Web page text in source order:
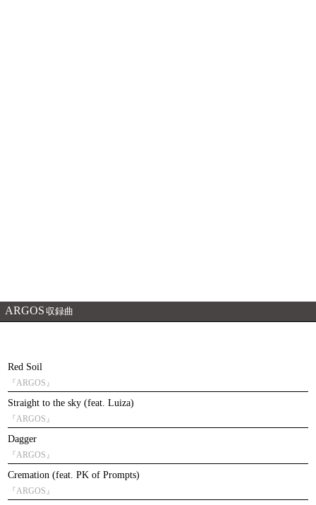
ARGOS 収録曲
Red Soil
『ARGOS』
Straight to the sky (feat. Luiza)
『ARGOS』
Dagger
『ARGOS』
Cremation (feat. PK of Prompts)
『ARGOS』